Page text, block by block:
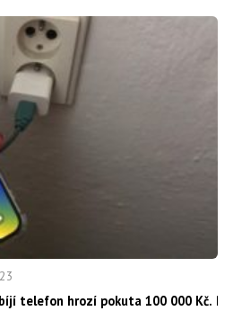
telefon hrozí pokuta 100 000 Kč.